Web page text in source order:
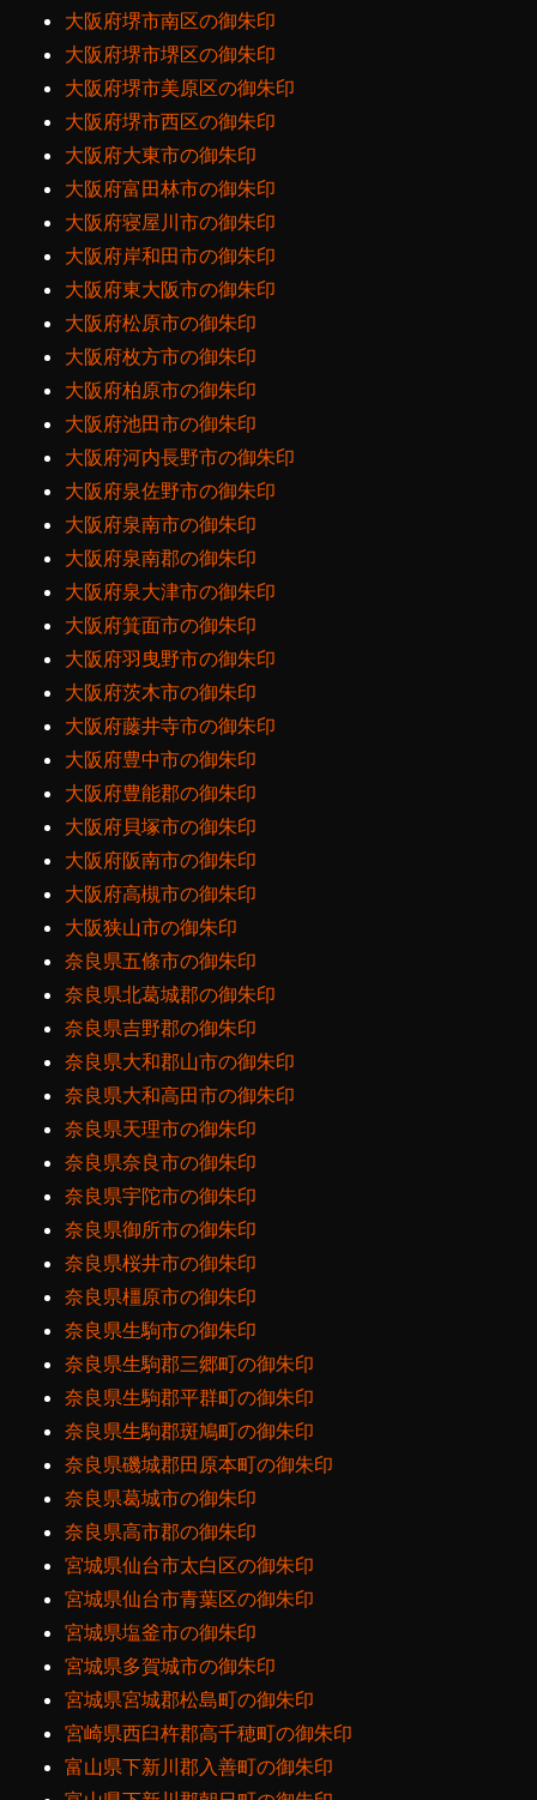
大阪府堺市南区の御朱印
大阪府堺市堺区の御朱印
大阪府堺市美原区の御朱印
大阪府堺市西区の御朱印
大阪府大東市の御朱印
大阪府富田林市の御朱印
大阪府寝屋川市の御朱印
大阪府岸和田市の御朱印
大阪府東大阪市の御朱印
大阪府松原市の御朱印
大阪府枚方市の御朱印
大阪府柏原市の御朱印
大阪府池田市の御朱印
大阪府河内長野市の御朱印
大阪府泉佐野市の御朱印
大阪府泉南市の御朱印
大阪府泉南郡の御朱印
大阪府泉大津市の御朱印
大阪府箕面市の御朱印
大阪府羽曳野市の御朱印
大阪府茨木市の御朱印
大阪府藤井寺市の御朱印
大阪府豊中市の御朱印
大阪府豊能郡の御朱印
大阪府貝塚市の御朱印
大阪府阪南市の御朱印
大阪府高槻市の御朱印
大阪狭山市の御朱印
奈良県五條市の御朱印
奈良県北葛城郡の御朱印
奈良県吉野郡の御朱印
奈良県大和郡山市の御朱印
奈良県大和高田市の御朱印
奈良県天理市の御朱印
奈良県奈良市の御朱印
奈良県宇陀市の御朱印
奈良県御所市の御朱印
奈良県桜井市の御朱印
奈良県橿原市の御朱印
奈良県生駒市の御朱印
奈良県生駒郡三郷町の御朱印
奈良県生駒郡平群町の御朱印
奈良県生駒郡斑鳩町の御朱印
奈良県磯城郡田原本町の御朱印
奈良県葛城市の御朱印
奈良県高市郡の御朱印
宮城県仙台市太白区の御朱印
宮城県仙台市青葉区の御朱印
宮城県塩釜市の御朱印
宮城県多賀城市の御朱印
宮城県宮城郡松島町の御朱印
宮崎県西臼杵郡高千穂町の御朱印
富山県下新川郡入善町の御朱印